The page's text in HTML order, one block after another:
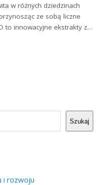
w różnych dziedzinach
ze sobą liczne
to innowacyjne ekstrakty z…
Szukaj
i rozwoju